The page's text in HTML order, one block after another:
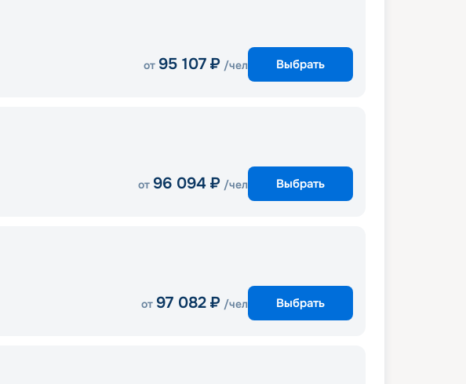
от 95 107 ₽ /чел Выбрать
от 96 094 ₽ /чел Выбрать
от 97 082 ₽ /чел Выбрать